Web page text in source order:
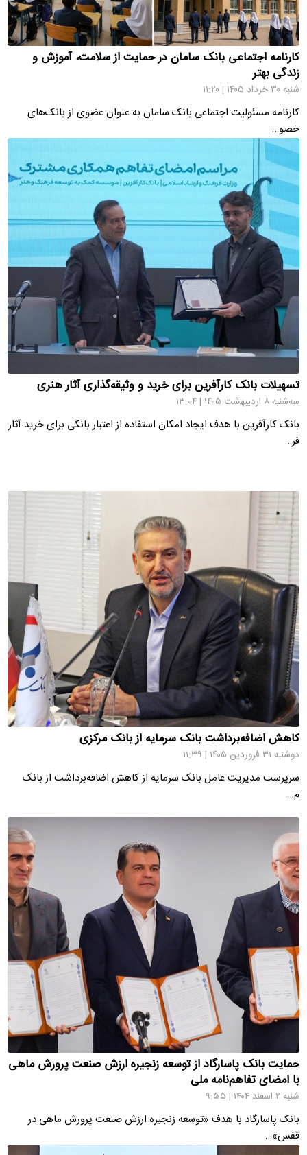
کارنامه اجتماعی بانک سامان در حمایت از سلامت، آموزش و
زندگی بهتر
شنبه ۳۰ خرداد ۱۴۰۵ | ۱۱:۲۰
کارنامه مسئولیت اجتماعی بانک سامان به عنوان عضوی از بانک‌های
خصو…
تسهیلات بانک کارآفرین برای خرید و وثیقه‌گذاری آثار هنری
سه‌شنبه ۸ اردیبهشت ۱۴۰۵ | ۱۳:۰۴
بانک کارآفرین با هدف ایجاد امکان استفاده از اعتبار بانکی برای خرید آثار
فر…
کاهش اضافه‌برداشت بانک سرمایه از بانک مرکزی
دوشنبه ۳۱ فروردین ۱۴۰۵ | ۱۱:۳۹
سرپرست مدیریت عامل بانک سرمایه از کاهش اضافه‌برداشت از بانک
م…
حمایت بانک پاسارگاد از توسعه زنجیره ارزش صنعت پرورش ماهی
با امضای تفاهم‌نامه ملی
شنبه ۲ اسفند ۱۴۰۴ | ۹:۵۵
بانک پاسارگاد با هدف «توسعه زنجیره ارزش صنعت پرورش ماهی در
قفس»…